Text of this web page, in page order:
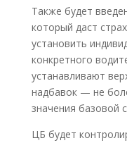
Также будет
который даст
установить
конкретного
устанавливают
надбавок — не
значения базовой
ЦБ будет